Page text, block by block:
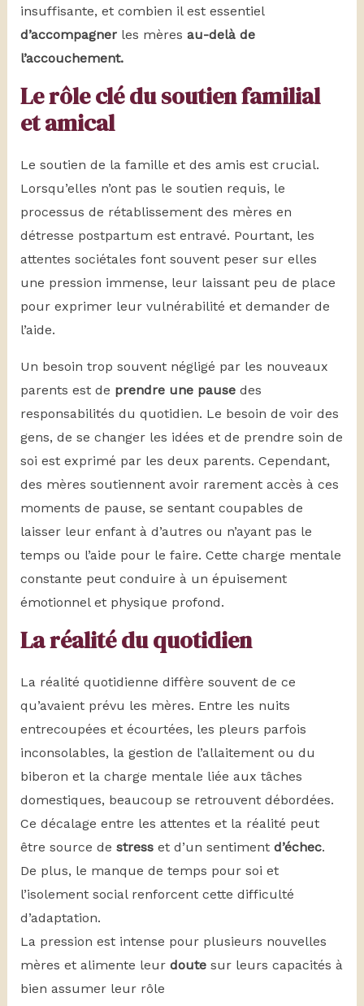
insuffisante, et combien il est essentiel
d’accompagner les mères au-delà de
l’accouchement.
Le rôle clé du soutien familial
et amical
Le soutien de la famille et des amis est crucial.
Lorsqu’elles n’ont pas le soutien requis, le
processus de rétablissement des mères en
détresse postpartum est entravé. Pourtant, les
attentes sociétales font souvent peser sur elles
une pression immense, leur laissant peu de place
pour exprimer leur vulnérabilité et demander de
l’aide.
Un besoin trop souvent négligé par les nouveaux
parents est de prendre une pause des
responsabilités du quotidien. Le besoin de voir des
gens, de se changer les idées et de prendre soin de
soi est exprimé par les deux parents. Cependant,
des mères soutiennent avoir rarement accès à ces
moments de pause, se sentant coupables de
laisser leur enfant à d’autres ou n’ayant pas le
temps ou l’aide pour le faire. Cette charge mentale
constante peut conduire à un épuisement
émotionnel et physique profond.
La réalité du quotidien
La réalité quotidienne diffère souvent de ce
qu’avaient prévu les mères. Entre les nuits
entrecoupées et écourtées, les pleurs parfois
inconsolables, la gestion de l’allaitement ou du
biberon et la charge mentale liée aux tâches
domestiques, beaucoup se retrouvent débordées.
Ce décalage entre les attentes et la réalité peut
être source de stress et d’un sentiment d’échec.
De plus, le manque de temps pour soi et
l’isolement social renforcent cette difficulté
d’adaptation.
La pression est intense pour plusieurs nouvelles
mères et alimente leur doute sur leurs capacités à
bien assumer leur rôle